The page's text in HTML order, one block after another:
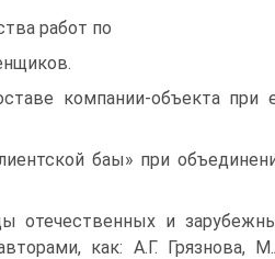
работ по
компании-объекта при
баы» при
отечественных и
как: А.Г. Грязнова,